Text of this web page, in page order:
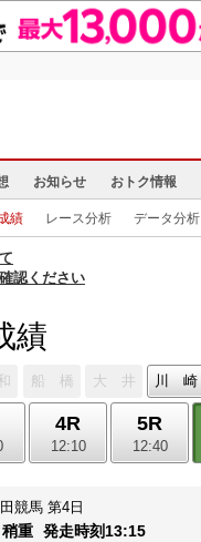
お知らせ おトク情報
績 レース分析 データ分析
認ください
績
船 橋 大 井 川 崎
4R
12:10
5R
12:40
競馬 第4日
稍重 発走時刻13:15